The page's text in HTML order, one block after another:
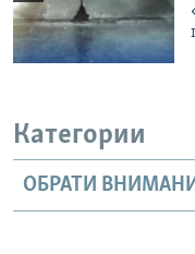
Категории
ОБРАТИ